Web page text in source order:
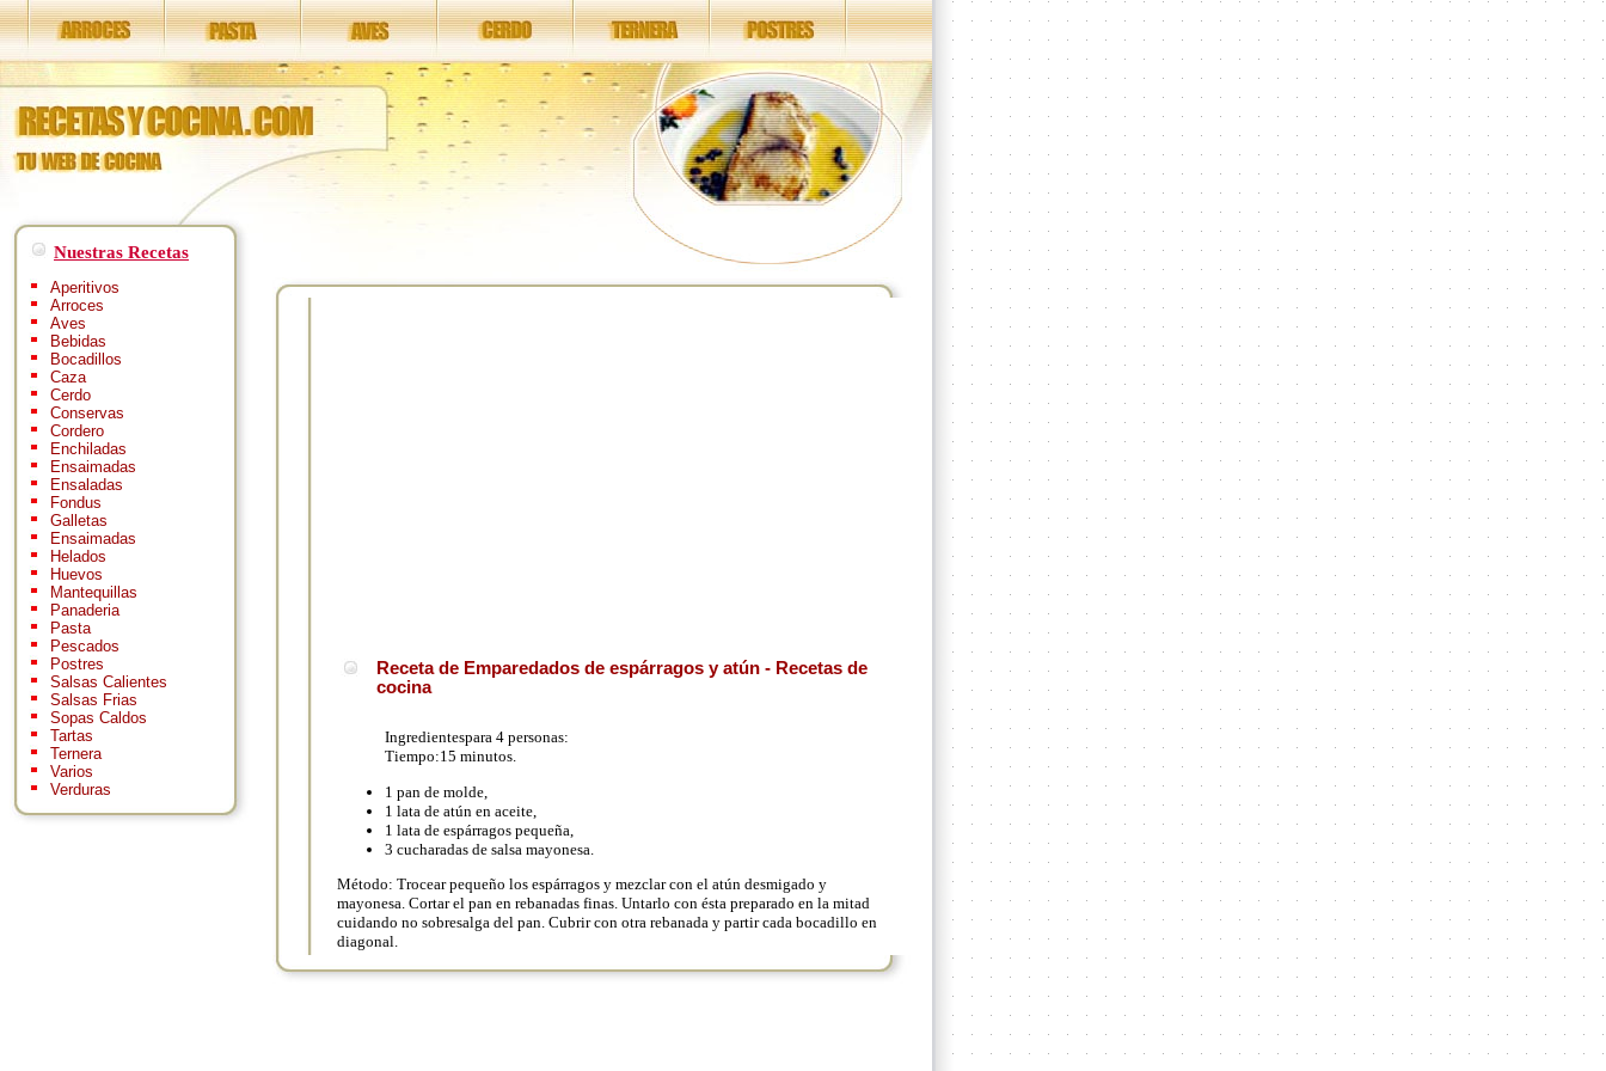
Nuestras Recetas
Aperitivos
Arroces
Aves
Bebidas
Bocadillos
Caza
Cerdo
Conservas
Cordero
Enchiladas
Ensaimadas
Ensaladas
Fondus
Galletas
Ensaimadas
Helados
Huevos
Mantequillas
Panaderia
Pasta
Pescados
Postres
Salsas Calientes
Salsas Frias
Sopas Caldos
Tartas
Ternera
Varios
Verduras
Receta de Emparedados de espárragos y atún - Recetas de
cocina
Ingredientespara 4 personas:
Tiempo:15 minutos.
1 pan de molde,
1 lata de atún en aceite,
1 lata de espárragos pequeña,
3 cucharadas de salsa mayonesa.
Método: Trocear pequeño los espárragos y mezclar con el atún desmigado y
mayonesa. Cortar el pan en rebanadas finas. Untarlo con ésta preparado en la mitad
cuidando no sobresalga del pan. Cubrir con otra rebanada y partir cada bocadillo en
diagonal.